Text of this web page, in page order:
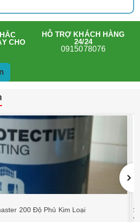
CHO
HỖ TRỢ KHÁCH HÀNG
24/24
0915078076
200 Độ Phủ Kim Loại